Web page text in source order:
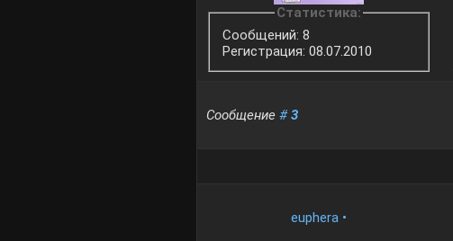
Статистика:
Сообщений: 8
Регистрация: 08.07.2010
Сообщение#3
euphera •